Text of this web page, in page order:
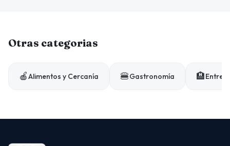
Otras categorias
🍎Alimentos y Cercanía 🍔Gastronomía 🏨